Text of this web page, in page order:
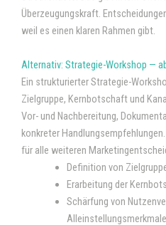
Überzeugungskraft.
weil es einen klaren Rahmen gibt.
Alternativ: Strategie-Workshop —
Ein strukturierter Strategie-
Zielgruppe, Kernbotschaft und
Vor- und Nachbereitung,
konkreter Handlungsempfehlungen.
für alle weiteren
Definition von
Erarbeitung der
Schärfung von